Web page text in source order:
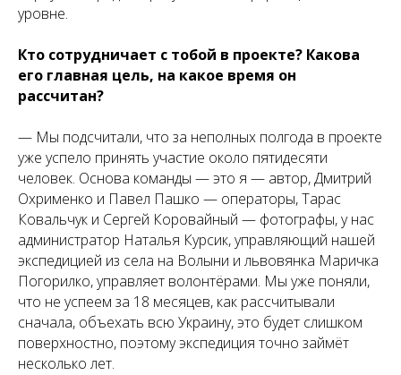
уровне.
Кто сотрудничает с тобой в проекте? Какова
его главная цель, на какое время он
рассчитан?
— Мы подсчитали, что за неполных полгода в проекте
уже успело принять участие около пятидесяти
человек. Основа команды — это я — автор, Дмитрий
Охрименко и Павел Пашко — операторы, Тарас
Ковальчук и Сергей Коровайный — фотографы, у нас
администратор Наталья Курсик, управляющий нашей
экспедицией из села на Волыни и львовянка Маричка
Погорилко, управляет волонтёрами. Мы уже поняли,
что не успеем за 18 месяцев, как рассчитывали
сначала, объехать всю Украину, это будет слишком
поверхностно, поэтому экспедиция точно займёт
несколько лет.